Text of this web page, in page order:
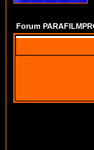
Forum